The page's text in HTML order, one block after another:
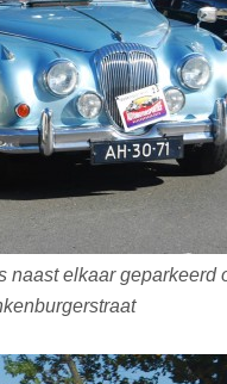
naast elkaar geparkeerd